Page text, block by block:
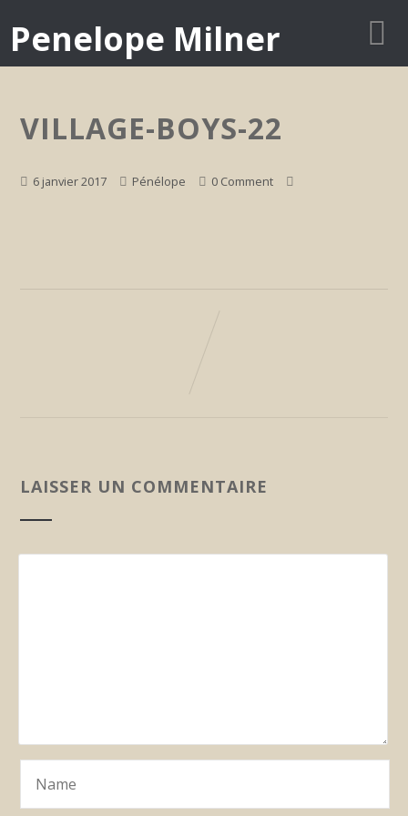
Penelope Milner
VILLAGE-BOYS-22
6 janvier 2017 Pénélope 0 Comment
LAISSER UN COMMENTAIRE